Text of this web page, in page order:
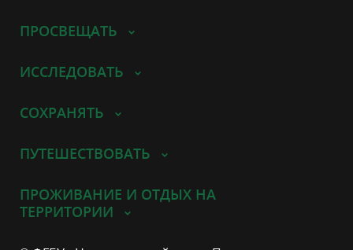
ПРОСВЕЩАТЬ
ИССЛЕДОВАТЬ
СОХРАНЯТЬ
ПУТЕШЕСТВОВАТЬ
ПРОЖИВАНИЕ И ОТДЫХ НА
ТЕРРИТОРИИ